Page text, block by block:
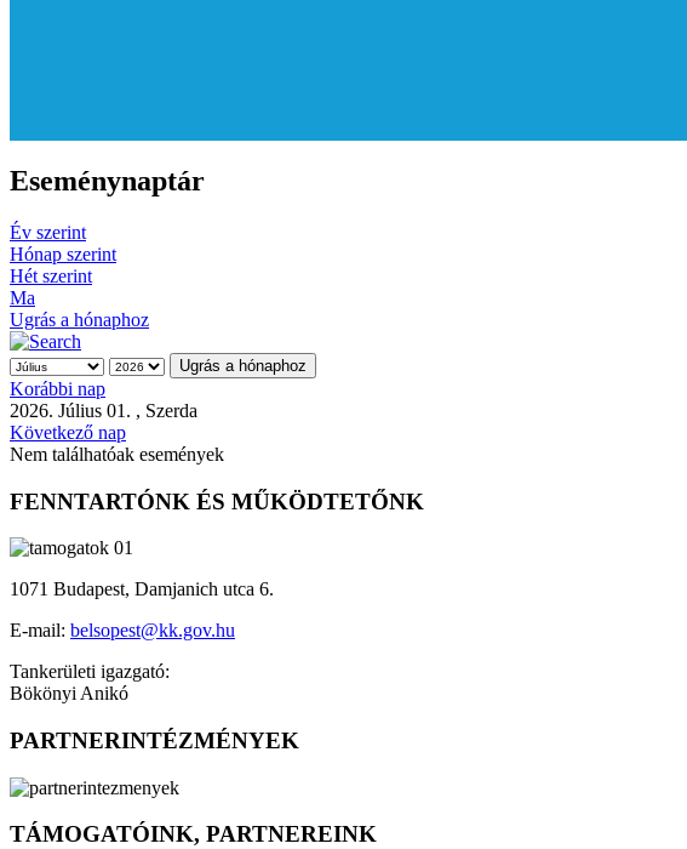
Eseménynaptár
Év szerint
Hónap szerint
Hét szerint
Ma
Ugrás a hónaphoz
Ugrás a hónaphoz
Korábbi nap
2026. Július 01. , Szerda
Következő nap
Nem találhatóak események
FENNTARTÓNK ÉS MŰKÖDTETŐNK
1071 Budapest, Damjanich utca 6.
E-mail: belsopest@kk.gov.hu
Tankerületi igazgató:
Bökönyi Anikó
PARTNERINTÉZMÉNYEK
TÁMOGATÓINK, PARTNEREINK